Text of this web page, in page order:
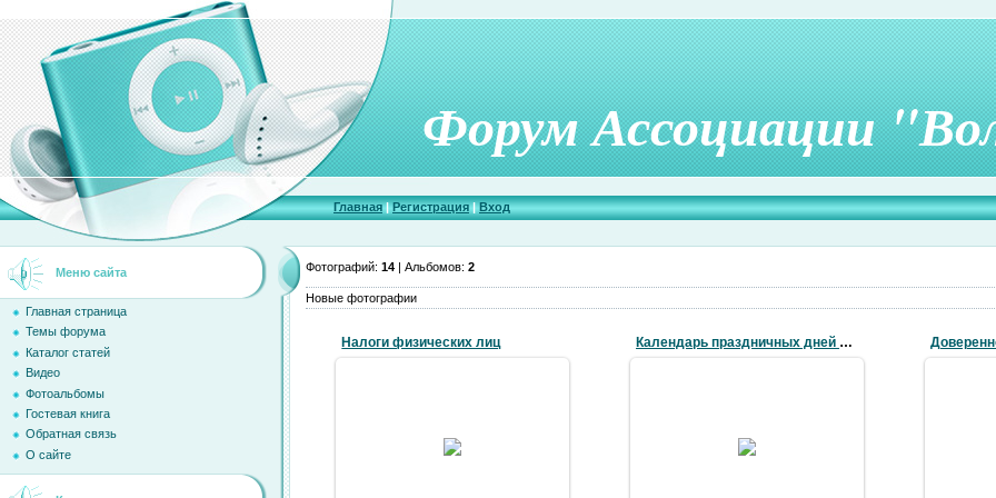
Форум Ассоциации
Главная|Регистрация|Вход
Меню сайта
Главная страница
Темы форума
Каталог статей
Видео
Фотоальбомы
Гостевая книга
Обратная связь
О сайте
Фотографий: 14 | Альбомов: 2
Новые фотографии
Налоги физических лиц
Налогообложение физ.лиц в РФ
Календарь праздничных дней в 2017
Календарь праздничных дней в
2017